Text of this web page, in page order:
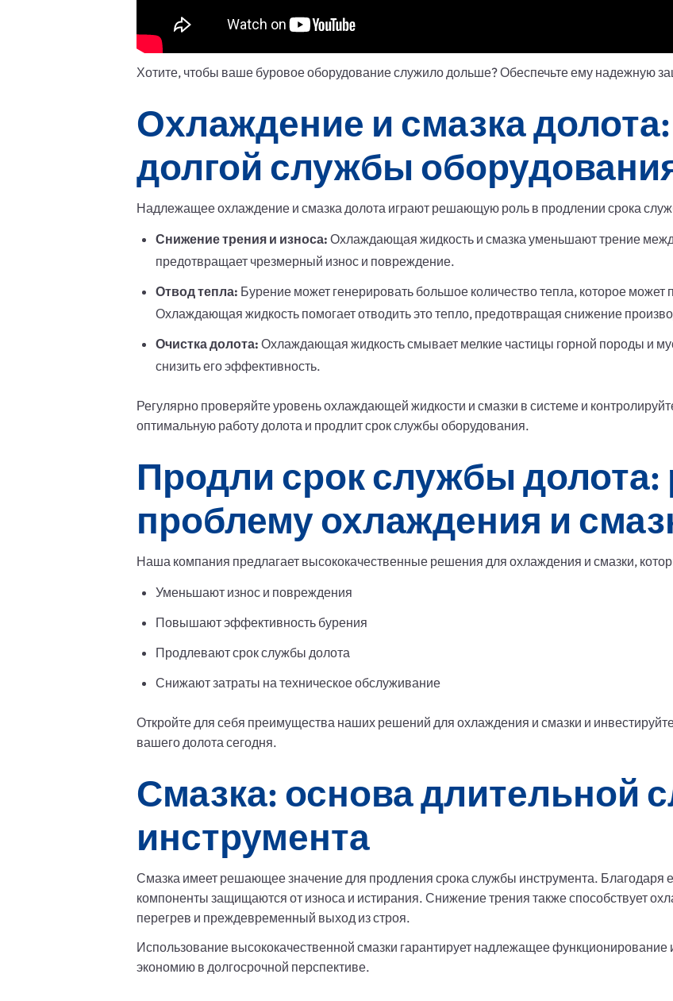
Хотите, чтобы ваше буровое оборудование служило дольше? Обеспечьте ему надежную
Охлаждение и смазка долота:
долгой службы
Надлежащее охлаждение и смазка долота играют решающую роль в продлении срока
Снижение трения и износа: Охлаждающая жидкость и смазка уменьшают трение
предотвращает чрезмерный износ и повреждение.
Отвод тепла: Бурение может генерировать большое количество тепла, которое может
Охлаждающая жидкость помогает отводить это тепло, предотвращая снижение
Очистка долота: Охлаждающая жидкость смывает мелкие частицы горной породы и
снизить его эффективность.
Регулярно проверяйте уровень охлаждающей жидкости и смазки в системе и
оптимальную работу долота и продлит срок службы оборудования.
Продли срок службы
проблему охлаждения и
Наша компания предлагает высококачественные решения для охлаждения и смазки,
Уменьшают износ и повреждения
Повышают эффективность бурения
Продлевают срок службы долота
Снижают затраты на техническое обслуживание
Откройте для себя преимущества наших решений для охлаждения и смазки и
вашего долота сегодня.
Смазка: основа длительной
инструмента
Смазка имеет решающее значение для продления срока службы инструмента. Благодаря
компоненты защищаются от износа и истирания. Снижение трения также способствует
перегрев и преждевременный выход из строя.
Использование высококачественной смазки гарантирует надлежащее
экономию в долгосрочной перспективе.